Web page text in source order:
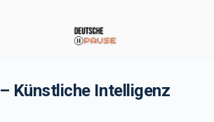
Künstliche Intelligenz